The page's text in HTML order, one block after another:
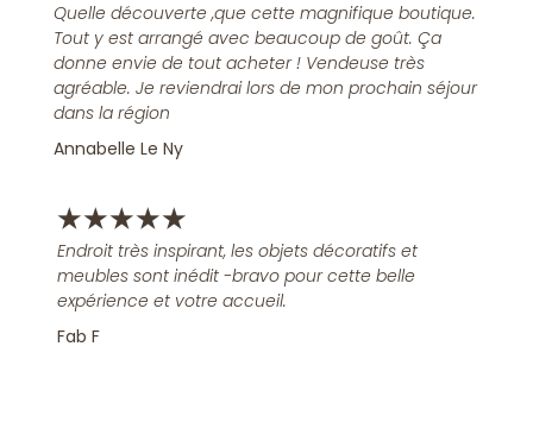
Quelle découverte ,que cette magnifique boutique.
Tout y est arrangé avec beaucoup de goût. Ça
donne envie de tout acheter ! Vendeuse très
agréable. Je reviendrai lors de mon prochain séjour
dans la région
Annabelle Le Ny
★★★★★
Endroit très inspirant, les objets décoratifs et
meubles sont inédit -bravo pour cette belle
expérience et votre accueil.
Fab F